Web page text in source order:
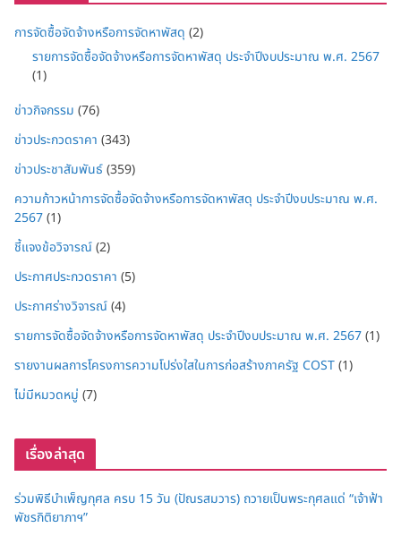
การจัดซื้อจัดจ้างหรือการจัดหาพัสดุ (2)
รายการจัดซื้อจัดจ้างหรือการจัดหาพัสดุ ประจำปีงบประมาณ พ.ศ. 2567
(1)
ข่าวกิจกรรม (76)
ข่าวประกวดราคา (343)
ข่าวประชาสัมพันธ์(359)
ความก้าวหน้าการจัดซื้อจัดจ้างหรือการจัดหาพัสดุ ประจำปีงบประมาณ พ.ศ.
2567(1)
ชี้แจงข้อวิจารณ์(2)
ประกาศประกวดราคา (5)
ประกาศร่างวิจารณ์(4)
รายการจัดซื้อจัดจ้างหรือการจัดหาพัสดุ ประจำปีงบประมาณ พ.ศ. 2567(1)
รายงานผลการโครงการความโปร่งใสในการก่อสร้างภาครัฐ COST(1)
ไม่มีหมวดหมู่ (7)
เรื่องล่าสุด
ร่วมพิธีบำเพ็ญกุศล ครบ 15 วัน (ปัณรสมวาร) ถวายเป็นพระกุศลแด่ “เจ้าฟ้า
พัชรกิติยาภาฯ”